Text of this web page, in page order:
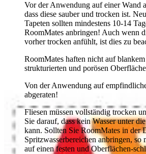
Vor der Anwendung auf einer Wand
dass diese sauber und trocken ist.
Tapeten sollten mindestens 10-14
RoomMates anbringen! Auch wenn
vorher trocken anfühlt, ist dies zu
RoomMates haften nicht auf
strukturierten und porösen
Von der Anwendung auf
abgeraten!
Fliesen müssen vollständig trocken
Sie darauf, dass kein Wasser unter
kann. Sollten Sie RoomMates in der
Spritzwasserbereichen anbringen, so
auf einen festen und Oberflächen-